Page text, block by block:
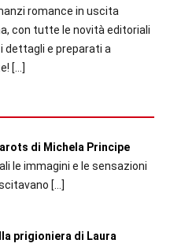
romance in uscita
con tutte le novità editoriali
dettagli e preparati a
[…]
di Michela Principe
le immagini e le sensazioni
[…]
prigioniera di Laura